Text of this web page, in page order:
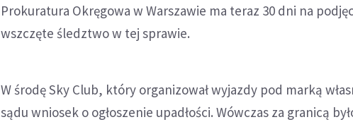
Prokuratura Okręgowa w Warszawie ma teraz 30 dni na
wszczęte śledztwo w tej sprawie.
W środę Sky Club, który organizował wyjazdy pod marką
sądu wniosek o ogłoszenie upadłości. Wówczas za granicą